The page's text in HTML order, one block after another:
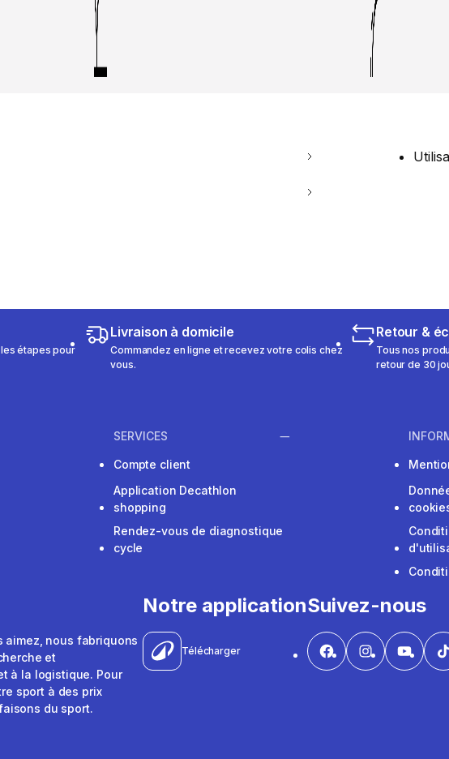
étapes pour
Livraison à domicile
Commandez en ligne et recevez votre colis chez
vous.
Retour &
Tous nos
retour de 30
SERVICES
Compte client
Application Decathlon
shopping
Rendez-vous de diagnostique
cycle
aimez, nous fabriquons
et
à la logistique. Pour
sport à des prix
du sport.
Notre application
Télécharger
Suivez-nous